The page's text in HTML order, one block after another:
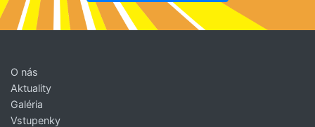
O nás
Aktuality
Galéria
Vstupenky